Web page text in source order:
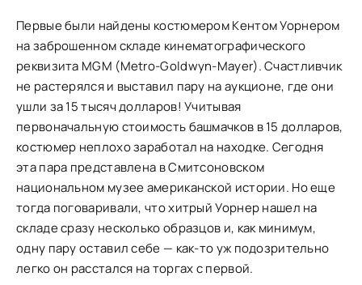
Первые были найдены костюмером Кентом Уорнером
на заброшенном складе кинематографического
реквизита MGM (Metro-Goldwyn-Mayer). Счастливчик
не растерялся и выставил пару на аукционе, где они
ушли за 15 тысяч долларов! Учитывая
первоначальную стоимость башмачков в 15 долларов,
костюмер неплохо заработал на находке. Сегодня
эта пара представлена в Смитсоновском
национальном музее американской истории. Но еще
тогда поговаривали, что хитрый Уорнер нашел на
складе сразу несколько образцов и, как минимум,
одну пару оставил себе — как-то уж подозрительно
легко он расстался на торгах с первой.